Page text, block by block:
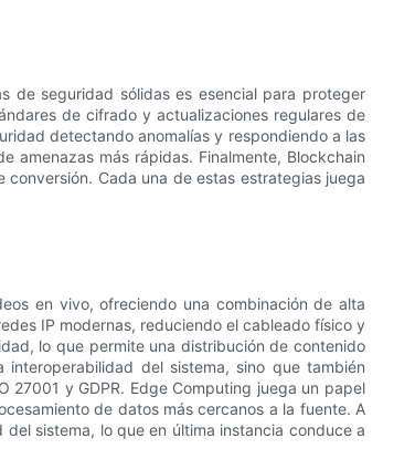
de seguridad sólidas es esencial para proteger
de cifrado y actualizaciones regulares de
detectando anomalías y respondiendo a las
más rápidas. Finalmente, Blockchain
Cada una de estas estrategias juega
en vivo, ofreciendo una combinación de alta
IP modernas, reduciendo el cableado físico y
lo que permite una distribución de contenido
del sistema, sino que también
y GDPR. Edge Computing juega un papel
de datos más cercanos a la fuente. A
sistema, lo que en última instancia conduce a